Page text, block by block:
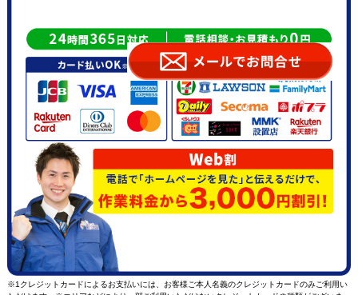
※1クレジットカードによるお支払いには、お客様ご本人名義のクレジットカードのみご利用い